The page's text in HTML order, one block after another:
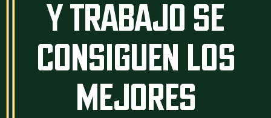
Y TRABAJO SE
CONSIGUEN LOS
MEJORES